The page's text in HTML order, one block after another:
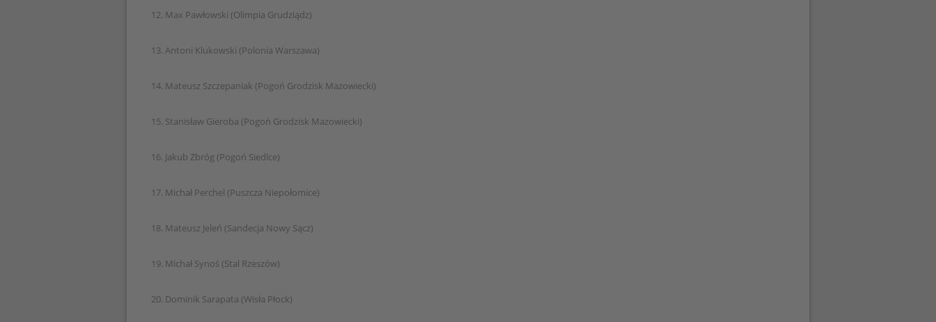
12. Max Pawłowski (Olimpia Grudziądz)
13. Antoni Klukowski (Polonia Warszawa)
14. Mateusz Szczepaniak (Pogoń Grodzisk Mazowiecki)
15. Stanisław Gieroba (Pogoń Grodzisk Mazowiecki)
16. Jakub Zbróg (Pogoń Siedlce)
17. Michał Perchel (Puszcza Niepołomice)
18. Mateusz Jeleń (Sandecja Nowy Sącz)
19. Michał Synoś (Stal Rzeszów)
20. Dominik Sarapata (Wisła Płock)